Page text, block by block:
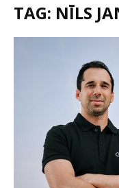
TAG: NĪLS